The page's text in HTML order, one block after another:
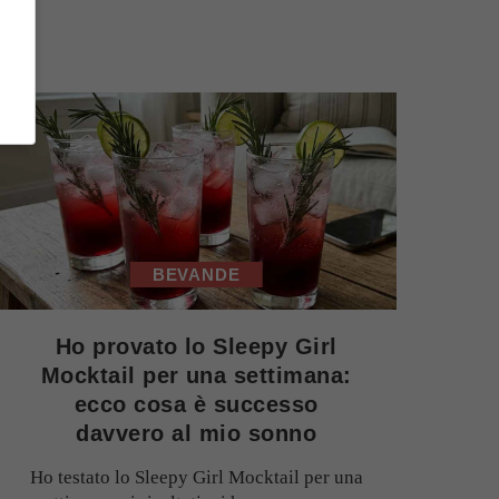
BEVANDE
Ho provato lo Sleepy Girl
Mocktail per una settimana:
ecco cosa è successo
davvero al mio sonno
Ho testato lo Sleepy Girl Mocktail per una